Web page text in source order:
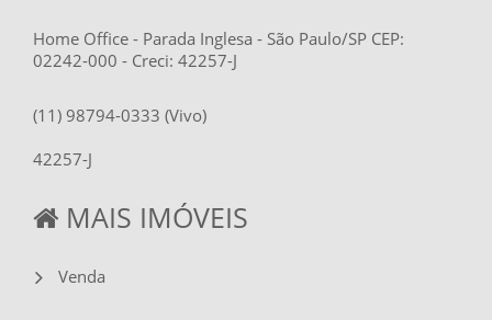
Home Office - Parada Inglesa - São Paulo/SP CEP:
02242-000 - Creci: 42257-J
(11) 98794-0333 (Vivo)
42257-J
MAIS IMÓVEIS
Venda